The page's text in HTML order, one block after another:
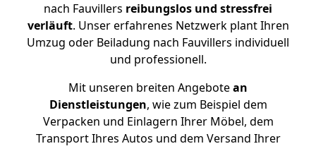
nach Fauvillers reibungslos und stressfrei
verläuft. Unser erfahrenes Netzwerk plant Ihren
Umzug oder Beiladung nach Fauvillers individuell
und professionell.
Mit unseren breiten Angebotean
Dienstleistungen, wie zum Beispiel dem
Verpacken und Einlagern Ihrer Möbel, dem
Transport Ihres Autos und dem Versand Ihrer